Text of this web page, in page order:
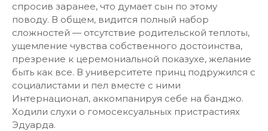
спросив заранее, что думает сын по этому
поводу. В общем, видится полный набор
сложностей — отсутствие родительской теплоты,
ущемление чувства собственного достоинства,
презрение к церемониальной показухе, желание
быть как все. В университете принц подружился с
социалистами и пел вместе с ними
Интернационал, аккомпанируя себе на банджо.
Ходили слухи о гомосексуальных пристрастиях
Эдуарда.